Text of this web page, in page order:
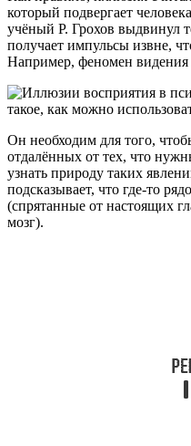
который подвергает
учёный Р. Грохов выдвинул
получает импульсы извне,
Например, феномен видения
Он необходим для того,
отдалённых от тех, что
узнать природу таких
подсказывает, что где-то
(спрятанные от настоящих
мозг).